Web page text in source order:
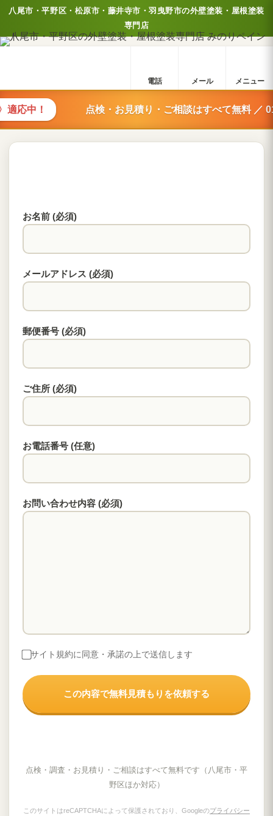
八尾市・平野区・松原市・藤井寺市・羽曳野市の外壁塗装・屋根塗装
専門店
電話 メール メニュー
！ 点検・お見積り・ご相談はすべて無料 ／ 0120-
お名前 (必須)
メールアドレス (必須)
郵便番号 (必須)
ご住所 (必須)
お電話番号 (任意)
お問い合わせ内容 (必須)
サイト規約に同意・承諾の上で送信します
点検・調査・お見積り・ご相談はすべて無料です（八尾市・平
野区ほか対応）
このサイトはreCAPTCHAによって保護されており、Googleのプライバシー